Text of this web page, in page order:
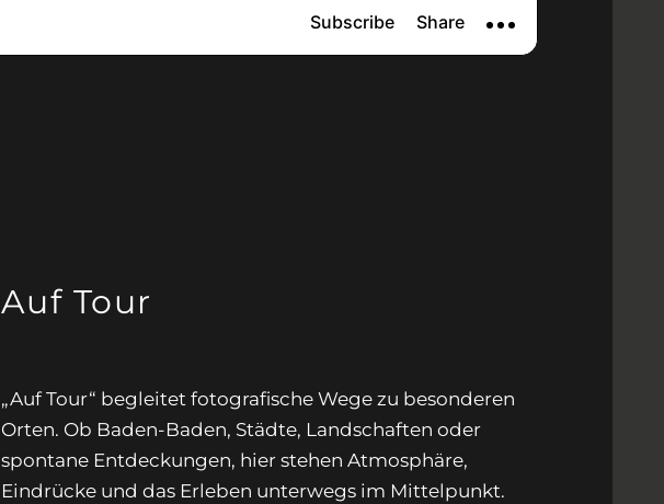
Auf Tour
„Auf Tour“ begleitet fotografische Wege zu besonderen
Orten. Ob Baden-Baden, Städte, Landschaften oder
spontane Entdeckungen, hier stehen Atmosphäre,
Eindrücke und das Erleben unterwegs im Mittelpunkt.